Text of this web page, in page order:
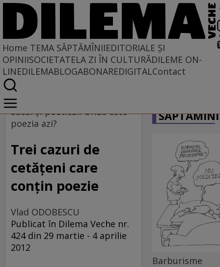
Home TEMA SĂPTĂMÎNIIEDITORIALE ȘI
OPINIISOCIETATELA ZI ÎN CULTURĂDILEME ON-
LINEDILEMABLOGABONAREDIGITALContact
Home
Tema săptămînii
Sacul şi poeticul. Unde este
poezia azi?
Trei cazuri de
cetăţeni care
conţin poezie
Vlad ODOBESCU
Publicat în Dilema Veche nr.
424 din 29 martie - 4 aprilie
2012
Barburisme